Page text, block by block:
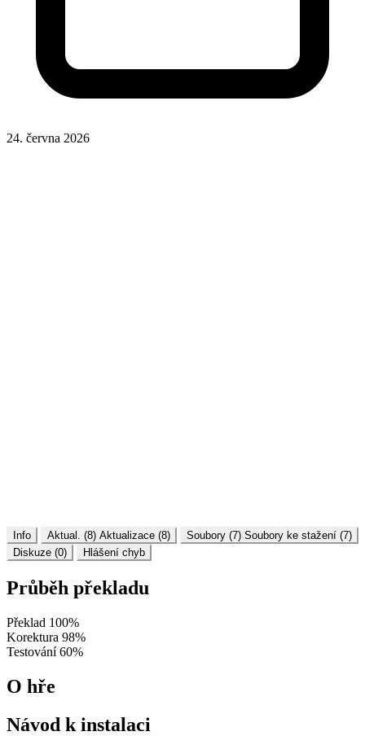
24. června 2026
Info Aktual. (8) Aktualizace (8) Soubory (7) Soubory ke stažení (7)
Diskuze (0)
Hlášení chyb
Průběh překladu
Překlad 100%
Korektura 98%
Testování 60%
O hře
Návod k instalaci